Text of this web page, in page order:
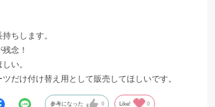
ちします。
念！
い。
だけ付け替え用として販売してほしいです。
参考になった 0 Like! 0